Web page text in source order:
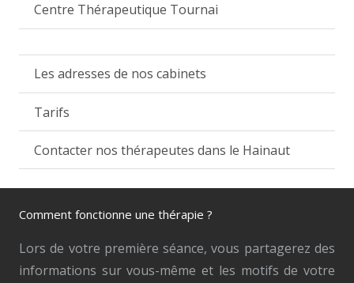
Centre Thérapeutique Tournai
Les adresses de nos cabinets
Tarifs
Contacter nos thérapeutes dans le Hainaut
Comment fonctionne une thérapie ?
Lors de votre première séance, vous partagerez des
informations sur vous-même et les motifs de votre